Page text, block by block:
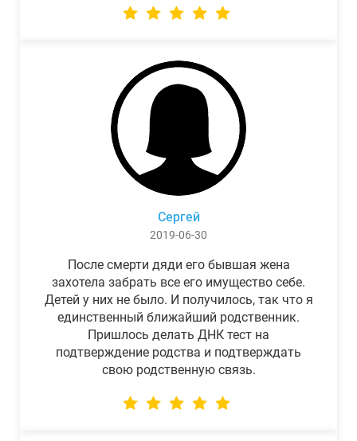
Сергей
2019-06-30
После смерти дяди его бывшая жена
захотела забрать все его имущество себе.
Детей у них не было. И получилось, так что я
единственный ближайший родственник.
Пришлось делать ДНК тест на
подтверждение родства и подтверждать
свою родственную связь.